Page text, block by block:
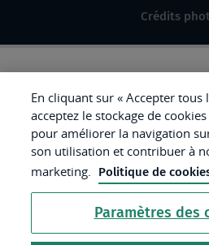
Crédits
Française.
Liberté
Égalité
Fraternité
En cliquant sur « Accepter tous
acceptez le stockage de
pour améliorer la navigation
son utilisation et contribuer à
marketing.
Politique de
Paramètres des